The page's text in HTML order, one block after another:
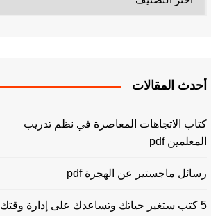
أحدث المقالات
كتاب الاتجاهات المعاصرة في نظم تدريب
المعلمين pdf
رسائل ماجستير عن الهجرة pdf
5 كتب ستغير حياتك وتساعدك على إدارة وقتك